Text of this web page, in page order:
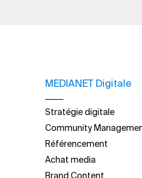
MEDIANET Digitale
Stratégie digitale
Community
Référencement
Achat media
Brand Content